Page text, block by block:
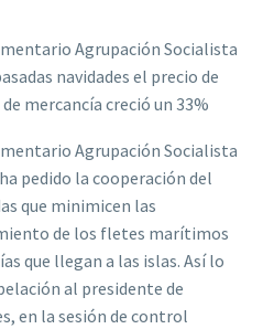
Agrupación Socialista
navidades el precio de
mercancía creció un 33%
Agrupación Socialista
pedido la cooperación del
que minimicen las
de los fletes marítimos
que llegan a las islas. Así lo
al presidente de
en la sesión de control